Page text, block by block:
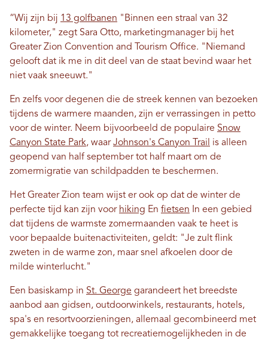
“Wij zijn bij 13 golfbanen "Binnen een straal van 32
kilometer," zegt Sara Otto, marketingmanager bij het
Greater Zion Convention and Tourism Office. "Niemand
gelooft dat ik me in dit deel van de staat bevind waar het
niet vaak sneeuwt."
En zelfs voor degenen die de streek kennen van bezoeken
tijdens de warmere maanden, zijn er verrassingen in petto
voor de winter. Neem bijvoorbeeld de populaire Snow
Canyon State Park, waarJohnson's Canyon Trail
is alleen
geopend van half september tot half maart om de
zomermigratie van schildpadden te beschermen.
Het Greater Zion team wijst er ook op dat de winter de
perfecte tijd kan zijn voor hiking En fietsen In een gebied
dat tijdens de warmste zomermaanden vaak te heet is
voor bepaalde buitenactiviteiten, geldt: "Je zult flink
zweten in de warme zon, maar snel afkoelen door de
milde winterlucht."
Een basiskamp in St. George garandeert het breedste
aanbod aan gidsen, outdoorwinkels, restaurants, hotels,
spa's en resortvoorzieningen, allemaal gecombineerd met
gemakkelijke toegang tot recreatiemogelijkheden in de